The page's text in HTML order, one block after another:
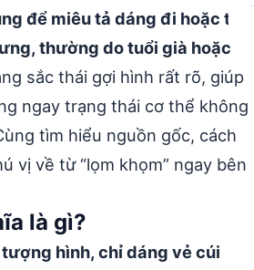
để miêu tả dáng đi hoặc tư
thường do tuổi già hoặc
sắc thái gợi hình rất rõ, giúp
ngay trạng thái cơ thể không
tìm hiểu nguồn gốc, cách
vị về từ “lọm khọm” ngay bên
là gì?
hình, chỉ dáng vẻ cúi